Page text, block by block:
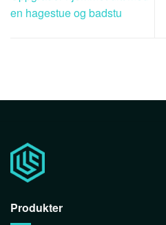
en hagestue og badstu
Produkter